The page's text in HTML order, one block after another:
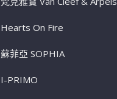
Hearts On Fire
蘇菲亞 SOPHIA
I-PRIMO